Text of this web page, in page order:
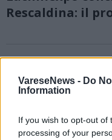
VareseNews - Do
Information
If you wish to opt-out of
processing of your
Rescaldina: il